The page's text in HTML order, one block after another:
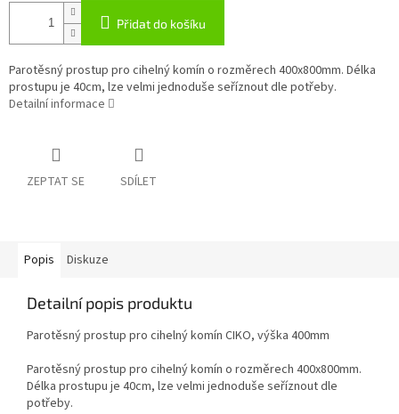
Přidat do košíku
Parotěsný prostup pro cihelný komín o rozměrech 400x800mm. Délka
prostupu je 40cm, lze velmi jednoduše seříznout dle potřeby.
Detailní informace
ZEPTAT SE SDÍLET
Popis Diskuze
Detailní popis produktu
Parotěsný prostup pro cihelný komín CIKO, výška 400mm
Parotěsný prostup pro cihelný komín o rozměrech 400x800mm.
Délka prostupu je 40cm, lze velmi jednoduše seříznout dle
potřeby.